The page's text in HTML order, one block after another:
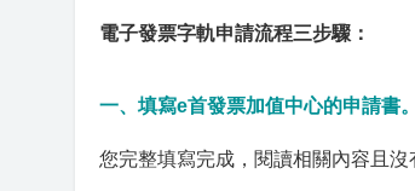
電子發票字軌申請流程三步驟：
一、填寫e首發票加值中心的申請書
您完整填寫完成，閱讀相關內容且